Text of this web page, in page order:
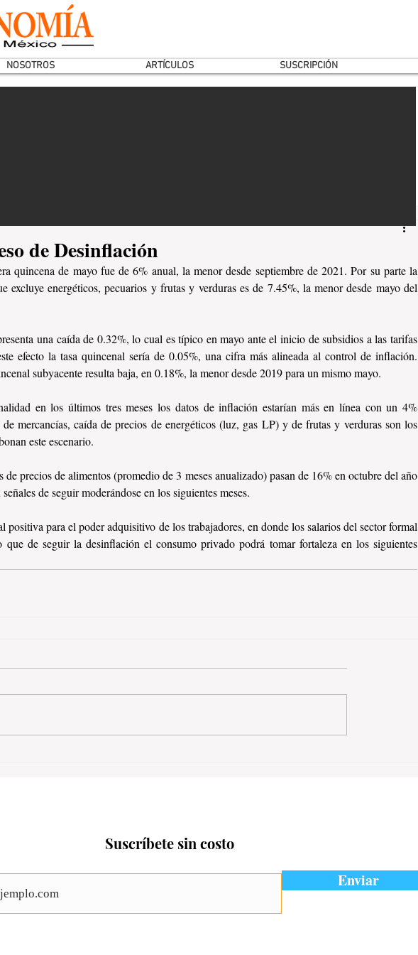
NOSOTROS ARTÍCULOS SUSCRIPCIÓN
de Desinflación
quincena de mayo fue de 6% anual, la menor desde septiembre de 2021. Por su parte la
excluye energéticos, pecuarios y frutas y verduras es de 7.45%, la menor desde mayo del
una caída de 0.32%, lo cual es típico en mayo ante el inicio de subsidios a las tarifas
efecto la tasa quincenal sería de 0.05%, una cifra más alineada al control de inflación.
subyacente resulta baja, en 0.18%, la menor desde 2019 para un mismo mayo.
en los últimos tres meses los datos de inflación estarían más en línea con un 4%
mercancías, caída de precios de energéticos (luz, gas LP) y de frutas y verduras son los
este escenario.
de precios de alimentos (promedio de 3 meses anualizado) pasan de 16% en octubre del año
de seguir moderándose en los siguientes meses.
positiva para el poder adquisitivo de los trabajadores, en donde los salarios del sector formal
de seguir la desinflación el consumo privado podrá tomar fortaleza en los siguientes
Suscríbete sin costo
Enviar